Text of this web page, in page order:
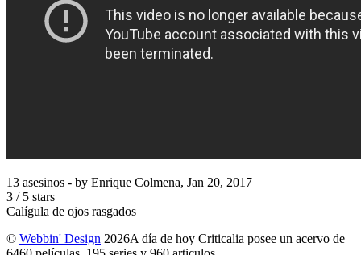
13 asesinos - by Enrique Colmena, Jan 20, 2017
3 / 5 stars
Calígula de ojos rasgados
© Webbin' Design 2026A día de hoy Criticalia posee un acervo de